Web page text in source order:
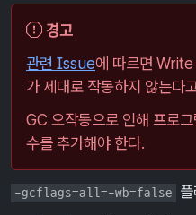
경고
관련 Issue에 따르면
가 제대로 작동하지 않는다
GC 오작동으로 인해 프로그
수를 추가해야 한다.
-gcflags=all=-wb=false